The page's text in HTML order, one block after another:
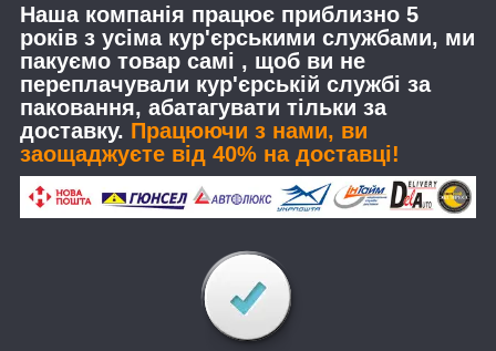
Наша компанія працює приблизно 5
років з усіма кур'єрськими службами, ми
пакуємо товар самі , щоб ви не
переплачували кур'єрській службі за
паковання, абатагувати тільки за
доставку. Працюючи з нами, ви
заощаджуєте від 40% на доставці!